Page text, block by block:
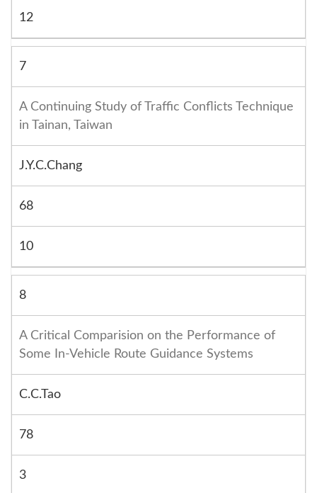
12
7
A Continuing Study of Traffic Conflicts Technique
in Tainan, Taiwan
J.Y.C.Chang
68
10
8
A Critical Comparision on the Performance of
Some In-Vehicle Route Guidance Systems
C.C.Tao
78
3